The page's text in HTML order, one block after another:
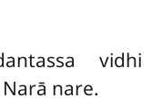
vidhi
Narā nare.